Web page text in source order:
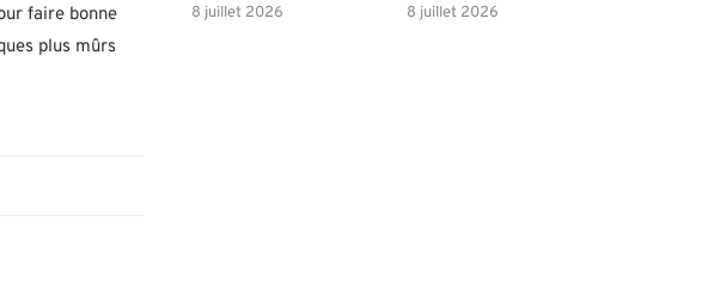
faire bonne
plus mûrs
8 juillet 2026 8 juillet 2026